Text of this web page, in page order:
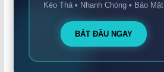
Kéo Thả • Nhanh Chóng • Bảo Mật
BẮT ĐẦU NGAY